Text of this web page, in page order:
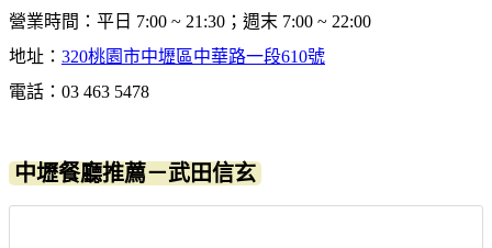
營業時間：平日 7:00 ~ 21:30；週末 7:00 ~ 22:00
地址： 320桃園市中壢區中華路一段610號
電話：03 463 5478
中壢餐廳推薦－武田信玄